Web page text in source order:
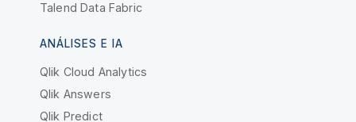
Talend Data Fabric
ANÁLISES E IA
Qlik Cloud Analytics
Qlik Answers
Qlik Predict